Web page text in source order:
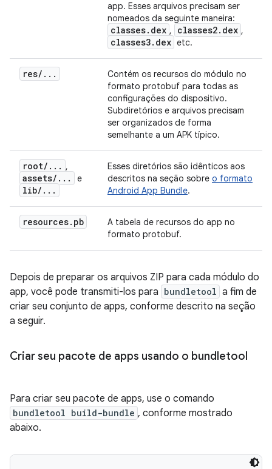
app. Esses arquivos precisam ser
nomeados da seguinte maneira:
classes. dex , classes2. dex ,
classes3. dex etc.
res/ . . .
Contém os recursos do módulo no
formato protobuf para todas as
configurações do dispositivo.
Subdiretórios e arquivos precisam
ser organizados de forma
semelhante a um APK típico.
root/ . . . ,
assets/ . . . e
lib/ . . .
Esses diretórios são idênticos aos
descritos na seção sobre o formato
Android App Bundle.
resources. pb
A tabela de recursos do app no
formato protobuf.
Depois de preparar os arquivos ZIP para cada módulo do
app, você pode transmiti-los para bundletool a fim de
criar seu conjunto de apps, conforme descrito na seção
a seguir.
Criar seu pacote de apps usando o bundletool
Para criar seu pacote de apps, use o comando
bundletool build-bundle , conforme mostrado
abaixo.